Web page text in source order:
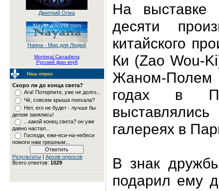
Дмитрий Огма
Наяна - Мир для Людей
Montreal Canadiens
Русский фан клуб
Наш опрос
Скоро ли до конца света?
Ага! Потерпите, уже не долго...
Чё, совсем крыша поехала?
Нет, его не будет - лучше бы
делом занялись!
...какой конец света? он уже
давно настал...
Господи, ежи-еси-на-небеси
помоги нам грешным...
Результаты| Архив опросов
Всего ответов: 1029
На выставке
десяти
китайского
Ки (Zao Wou-
Жаном-Полем
годах в
галереях в
В знак
подарил ему